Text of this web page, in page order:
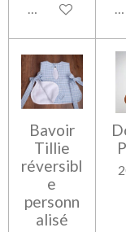
Voir les détails
Bavoir
Tillie
réversibl
e
personn
alisé